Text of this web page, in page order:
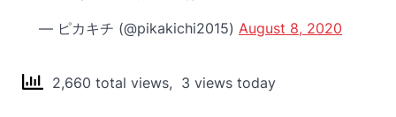
— ピカキチ (@pikakichi2015) August 8, 2020
2,660 total views, 3 views today